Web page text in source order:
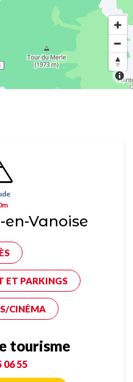
Vanoise
ET PARKINGS
CINÉMA
tourisme
06 55